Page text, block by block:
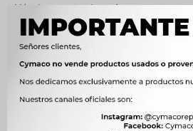
Métodos y costos de envío
Características